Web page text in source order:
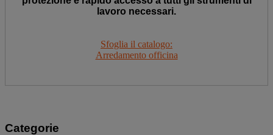
lavoro necessari.
Sfoglia il catalogo:
Arredamento officina
Categorie